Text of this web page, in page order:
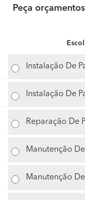
Peça
Instalação De
Instalação De
Reparação De
Manutenção
Manutenção